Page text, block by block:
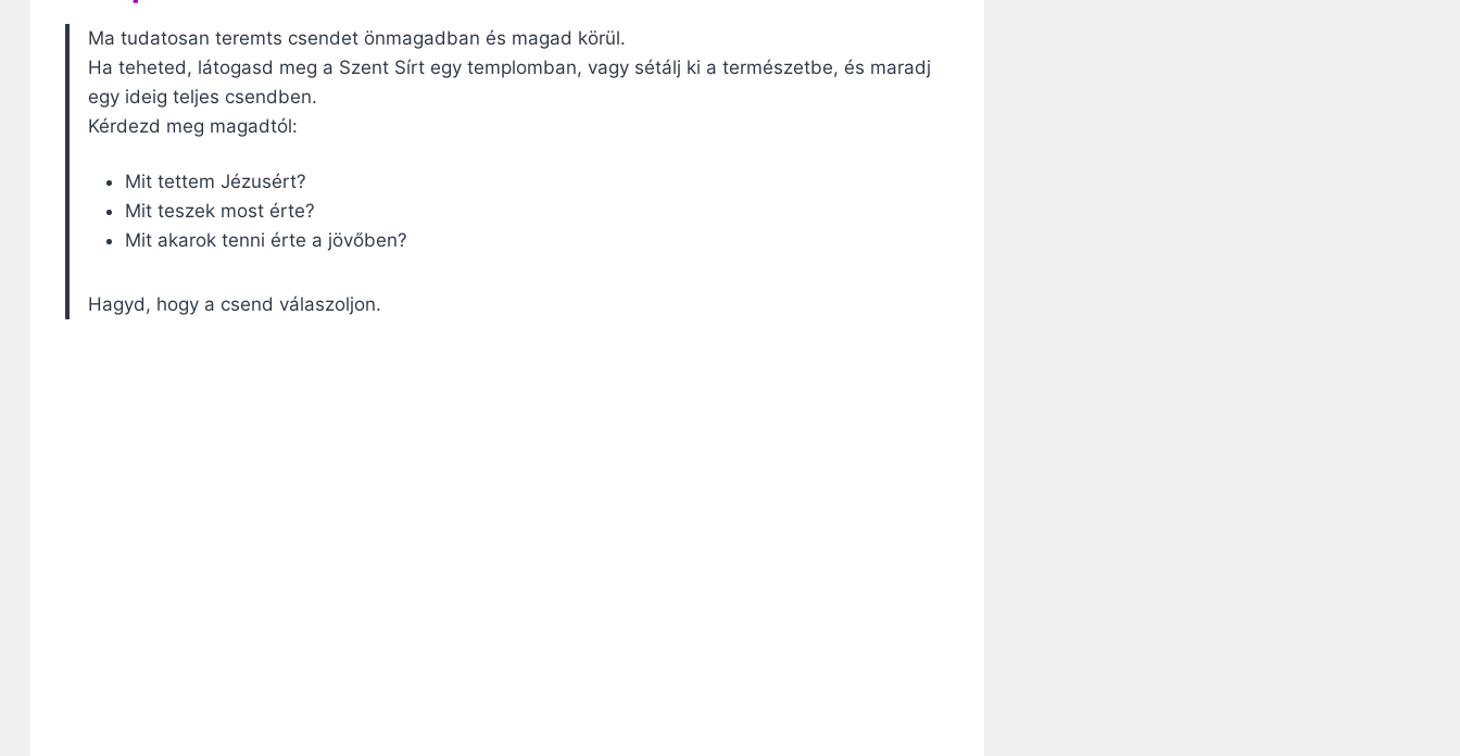
Ma tudatosan teremts csendet önmagadban és magad körül.
Ha teheted, látogasd meg a Szent Sírt egy templomban, vagy sétálj ki a természetbe, és maradj
egy ideig teljes csendben.
Kérdezd meg magadtól:
Mit tettem Jézusért?
Mit teszek most érte?
Mit akarok tenni érte a jövőben?
Hagyd, hogy a csend válaszoljon.